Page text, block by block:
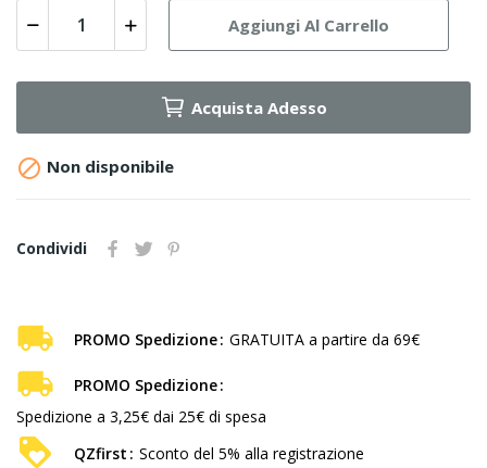
Aggiungi Al Carrello
Acquista Adesso
 Non disponibile
Condividi
PROMO Spedizione GRATUITA a partire da 69€
PROMO Spedizione
Spedizione a 3,25€ dai 25€ di spesa
QZfirst
Sconto del 5% alla registrazione